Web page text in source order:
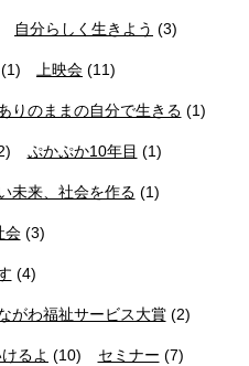
自分らしく生きよう (3)
(1) 上映会 (11)
りのままの自分で生きる (1)
ぷかぷか10年目 (1)
未来、社会を作る (1)
会(3)
(4)
がわ福祉サービス大賞(2)
るよ (10) セミナー (7)